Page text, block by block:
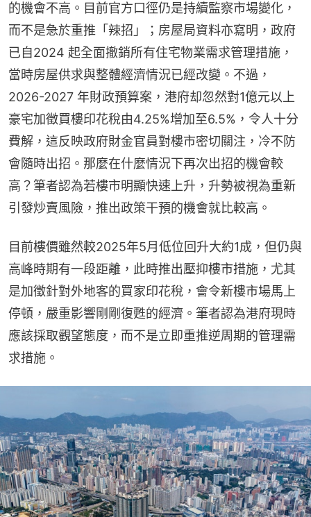
的機會不高。目前官方口徑仍是持續監察市場變化，
而不是急於重推「辣招」；房屋局資料亦寫明，政府
已自2024 起全面撤銷所有住宅物業需求管理措施，
當時房屋供求與整體經濟情況已經改變。不過，
2026-2027 年財政預算案，港府却忽然對1億元以上
豪宅加徵買樓印花稅由4.25%增加至6.5%，令人十分
費解，這反映政府財金官員對樓市密切關注，冷不防
會隨時出招。那麼在什麼情況下再次出招的機會較
高？筆者認為若樓市明顯快速上升，升勢被視為重新
引發炒賣風險，推出政策干預的機會就比較高。
目前樓價雖然較2025年5月低位回升大約1成，但仍與
高峰時期有一段距離，此時推出壓抑樓市措施，尤其
是加徵針對外地客的買家印花稅，會令新樓市場馬上
停頓，嚴重影響剛剛復甦的經濟。筆者認為港府現時
應該採取觀望態度，而不是立即重推逆周期的管理需
求措施。